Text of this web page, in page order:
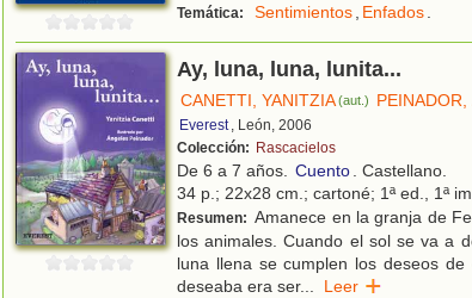
Temática: Sentimientos Enfados
Ay, luna, luna, lunita...
CANETTI, YANITZIA(aut.)
Everest , León, 2006
Colección: Rascacielos
De 6 a 7 años. Cuento. Castellano.
34 p.; 22x28 cm.; cartoné; 1ª ed., 1ª
Resumen: Amanece en la granja de
los animales. Cuando el sol se va a
luna llena se cumplen los deseos
deseaba era ser... Leer